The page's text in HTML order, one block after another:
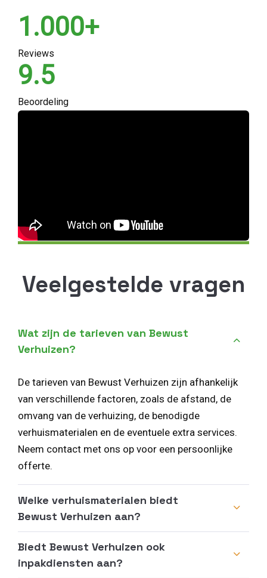
1.000+
Reviews
9.5
Beoordeling
Veelgestelde vragen
Wat zijn de tarieven van Bewust
Verhuizen?
De tarieven van Bewust Verhuizen zijn afhankelijk
van verschillende factoren, zoals de afstand, de
omvang van de verhuizing, de benodigde
verhuismaterialen en de eventuele extra services.
Neem contact met ons op voor een persoonlijke
offerte.
Welke verhuismaterialen biedt
Bewust Verhuizen aan?
Biedt Bewust Verhuizen ook
inpakdiensten aan?